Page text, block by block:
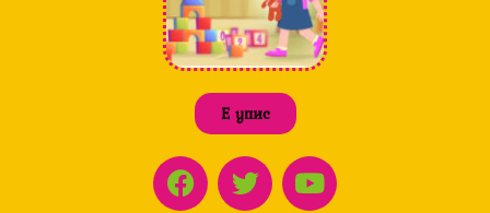
Е упис
F
a
T
w
Y
o